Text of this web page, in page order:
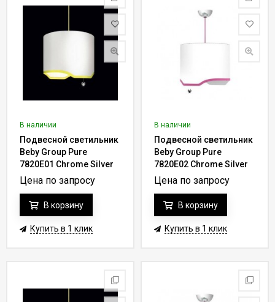
В наличии
Подвесной светильник
Beby Group Pure
7820E01 Chrome Silver
Grey 041 - champagne
Цена по запросу
В корзину
Купить в 1 клик
В наличии
Подвесной светильник
Beby Group Pure
7820E02 Chrome Silver
Cortina 017 - rose
Цена по запросу
В корзину
Купить в 1 клик